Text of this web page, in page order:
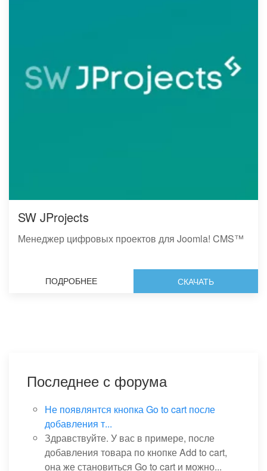
SW JProjects
Менеджер цифровых проектов для Joomla! CMS™
ПОДРОБНЕЕ СКАЧАТЬ
Последнее с форума
Не появлянтся кнопка Go to cart после
добавления т...
Здравствуйте. У вас в примере, после
добавления товара по кнопке Add to cart,
она же становиться Go to cart и можно...